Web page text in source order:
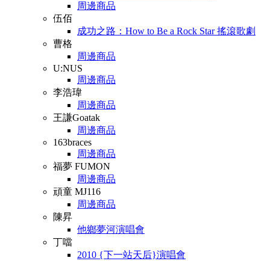
周邊商品
伍佰
成功之路：How to Be a Rock Star 搖滾歌劇
曹格
周邊商品
U:NUS
周邊商品
李浩瑋
周邊商品
王謙Goatak
周邊商品
163braces
周邊商品
福夢 FUMON
周邊商品
頑童 MJ116
周邊商品
陳昇
他鄉夢河演唱會
丁噹
2010 {下一站天后}演唱會